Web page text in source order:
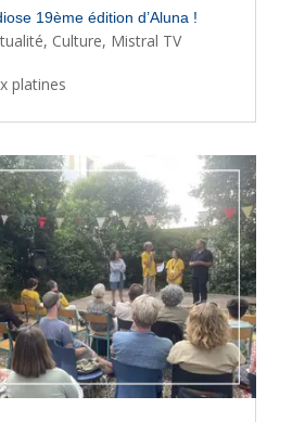
19ème édition d’Aluna !
, Culture, Mistral TV
platines